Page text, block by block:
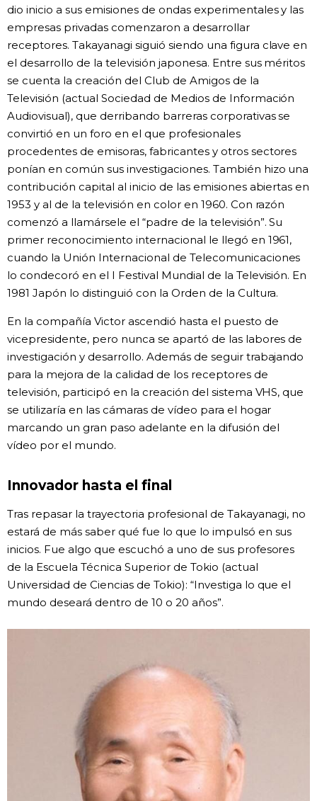
dio inicio a sus emisiones de ondas experimentales y las
empresas privadas comenzaron a desarrollar
receptores. Takayanagi siguió siendo una figura clave en
el desarrollo de la televisión japonesa. Entre sus méritos
se cuenta la creación del Club de Amigos de la
Televisión (actual Sociedad de Medios de Información
Audiovisual), que derribando barreras corporativas se
convirtió en un foro en el que profesionales
procedentes de emisoras, fabricantes y otros sectores
ponían en común sus investigaciones. También hizo una
contribución capital al inicio de las emisiones abiertas en
1953 y al de la televisión en color en 1960. Con razón
comenzó a llamársele el “padre de la televisión”. Su
primer reconocimiento internacional le llegó en 1961,
cuando la Unión Internacional de Telecomunicaciones
lo condecoró en el I Festival Mundial de la Televisión. En
1981 Japón lo distinguió con la Orden de la Cultura.
En la compañía Victor ascendió hasta el puesto de
vicepresidente, pero nunca se apartó de las labores de
investigación y desarrollo. Además de seguir trabajando
para la mejora de la calidad de los receptores de
televisión, participó en la creación del sistema VHS, que
se utilizaría en las cámaras de vídeo para el hogar
marcando un gran paso adelante en la difusión del
vídeo por el mundo.
Innovador hasta el final
Tras repasar la trayectoria profesional de Takayanagi, no
estará de más saber qué fue lo que lo impulsó en sus
inicios. Fue algo que escuchó a uno de sus profesores
de la Escuela Técnica Superior de Tokio (actual
Universidad de Ciencias de Tokio): “Investiga lo que el
mundo deseará dentro de 10 o 20 años”.